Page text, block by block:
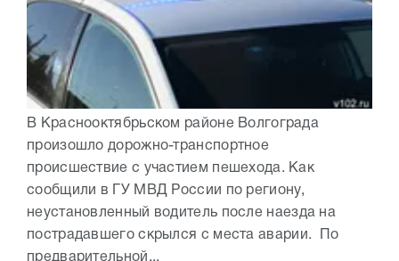
В Краснооктябрьском районе Волгограда
произошло дорожно-транспортное
происшествие с участием пешехода. Как
сообщили в ГУ МВД России по региону,
неустановленный водитель после наезда на
пострадавшего скрылся с места аварии. По
предварительной...